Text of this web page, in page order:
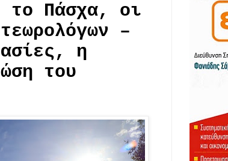
το Πάσχα, οι
–
η
του